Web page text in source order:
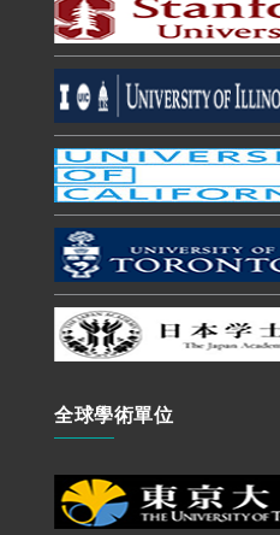
全球學術單位